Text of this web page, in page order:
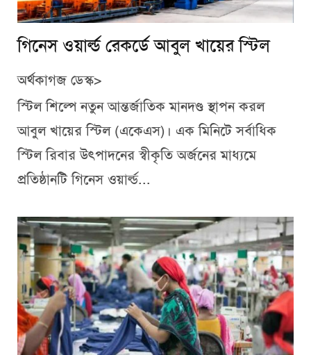
গিনেস ওয়ার্ল্ড রেকর্ডে আবুল খায়ের স্টিল
অর্থকাগজ ডেস্ক>
স্টিল শিল্পে নতুন আন্তর্জাতিক মানদণ্ড স্থাপন করল
আবুল খায়ের স্টিল (একেএস)। এক মিনিটে সর্বাধিক
স্টিল রিবার উৎপাদনের স্বীকৃতি অর্জনের মাধ্যমে
প্রতিষ্ঠানটি গিনেস ওয়ার্ল্ড...